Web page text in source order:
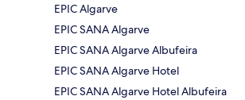
EPIC Algarve
EPIC SANA Algarve
EPIC SANA Algarve Albufeira
EPIC SANA Algarve Hotel
EPIC SANA Algarve Hotel Albufeira